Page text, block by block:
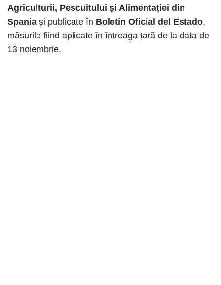
Agriculturii, Pescuitului și Alimentației din
Spania și publicate în Boletín Oficial del Estado,
măsurile fiind aplicate în întreaga țară de la data de
13 noiembrie.